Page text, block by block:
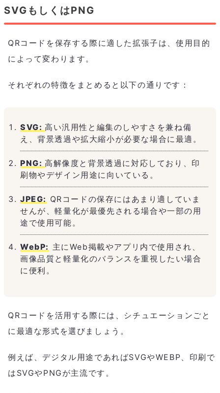
SVGもしくはPNG
QRコードを保存する際に適した拡張子は、使用目的
によって変わります。
それぞれの特徴をまとめると以下の通りです：
SVG: 高い汎用性と編集のしやすさを兼ね備
え、背景透過や拡大縮小が必要な場合に最適。
PNG: 高解像度と背景透過に対応しており、印
刷物やデザイン用途に向いている。
JPEG: QRコードの保存にはあまり適していま
せんが、軽量化が最優先される場合や一部の用
途で使用可能。
WebP: 主にWeb掲載やアプリ内で使用され、
画像品質と軽量化のバランスを重視したい場合
に便利。
QRコードを活用する際には、シチュエーションごと
に最適な形式を選びましょう。
例えば、デジタル用途であればSVGやWEBP、印刷で
はSVGやPNGが主流です。